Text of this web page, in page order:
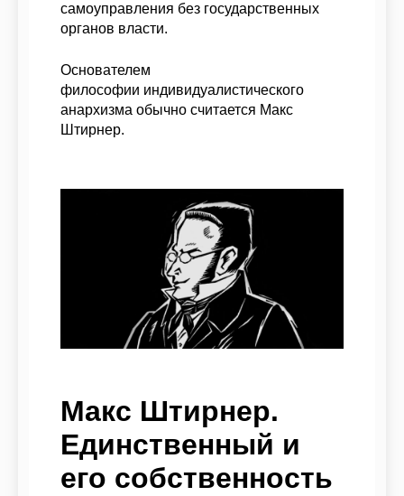
самоуправления без государственных
органов власти.
Основателем
философии индивидуалистического
анархизма обычно считается Макс
Штирнер.
Макс Штирнер.
Единственный и
его собственность